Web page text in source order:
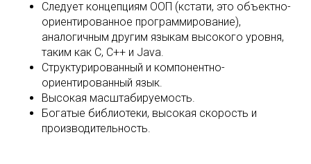
Следует концепциям ООП (кстати, это объектно-
ориентированное программирование),
аналогичным другим языкам высокого уровня,
таким как C, C++ и Java.
Структурированный и компонентно-
ориентированный язык.
Высокая масштабируемость.
Богатые библиотеки, высокая скорость и
производительность.